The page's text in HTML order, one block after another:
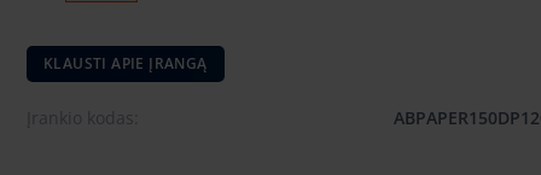
KLAUSTI APIE ĮRANGĄ
Įrankio kodas: